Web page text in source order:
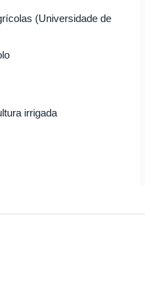
(Universidade de
irrigada